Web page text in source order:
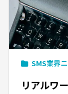
SMS業界
リアルワ